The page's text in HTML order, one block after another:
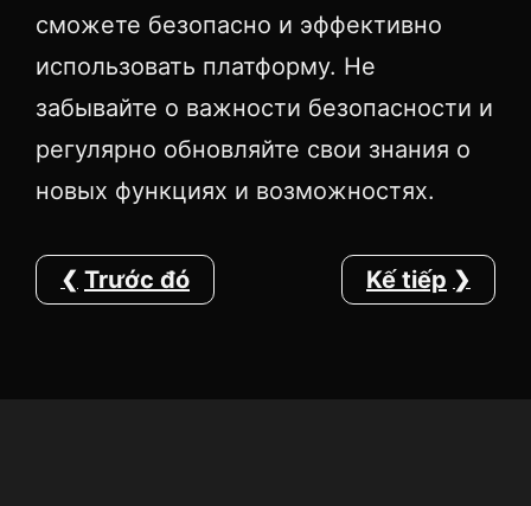
сможете безопасно и эффективно
использовать платформу. Не
забывайте о важности безопасности и
регулярно обновляйте свои знания о
новых функциях и возможностях.
Trước đó Kế tiếp